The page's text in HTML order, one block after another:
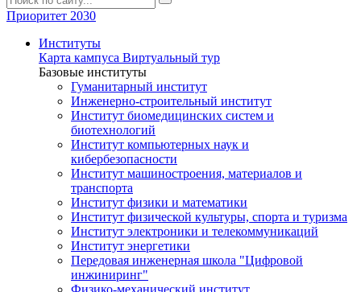
Приоритет 2030
Институты
Карта кампуса Виртуальный тур
Базовые институты
Гуманитарный институт
Инженерно-строительный институт
Институт биомедицинских систем и
биотехнологий
Институт компьютерных наук и
кибербезопасности
Институт машиностроения, материалов и
транспорта
Институт физики и математики
Институт физической культуры, спорта и туризма
Институт электроники и телекоммуникаций
Институт энергетики
Передовая инженерная школа "Цифровой
инжиниринг"
Физико-механический институт